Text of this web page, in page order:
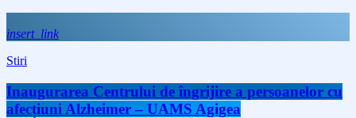
insert_link
Stiri
Inaugurarea Centrului de îngrijire a persoanelor cu
afecțiuni Alzheimer – UAMS Agigea